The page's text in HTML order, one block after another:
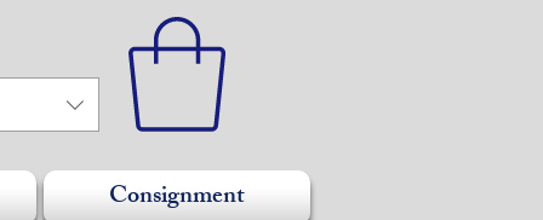
Consignment